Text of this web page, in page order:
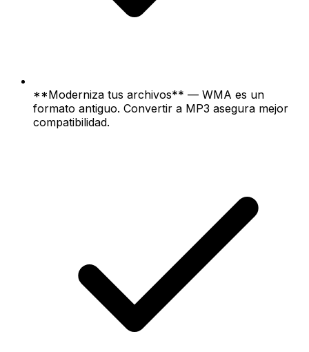
**Moderniza tus archivos** — WMA es un
formato antiguo. Convertir a MP3 asegura mejor
compatibilidad.